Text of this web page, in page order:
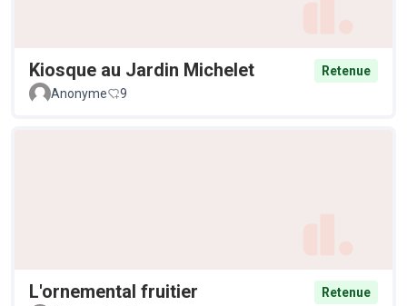
Kiosque au Jardin Michelet
Retenue
Anonyme
9
L'ornemental fruitier
Retenue